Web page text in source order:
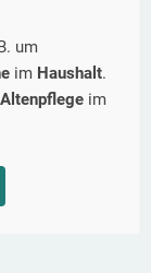
um
im Haushalt.
Altenpflege im